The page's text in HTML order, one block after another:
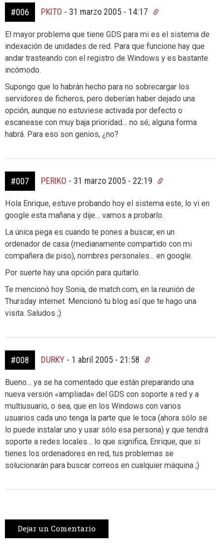
#006 PKITO - 31 marzo 2005 - 14:17
El mayor problema que tiene GDS para mi es el sistema de
indexación de unidades de red. Para que funcione hay que
andar trasteando con el registro de Windows y es bastante
incómodo.
Supongo que lo habrán hecho para no sobrecargar los
servidores de ficheros, pero deberían haber dejado una
opción, aunque no estuviese activada por defecto o
escanease con muy baja prioridad… no sé, alguna forma
habrá. Para eso son genios, ¿no?
#007 PERIKO - 31 marzo 2005 - 22:19
Hola Enrique, estuve probando hoy el sistema este, lo vi en
google esta mañana y dije… vamos a probarlo.
La única pega es cuando te pones a buscar, en un
ordenador de casa (medianamente compartido con mi
compañera de piso), nombres personales… en google.
Por suerte hay una opción para quitarlo.
Te mencionó hoy Sonia, de match.com, en la reunión de
Thursday internet. Mencionó tu blog así que te hago una
visita. Saludos ;)
#008 DURKY - 1 abril 2005 - 21:58
Bueno… ya se ha comentado que están preparando una
nueva versión «ampliada» del GDS con soporte a red y a
multiusuario, o sea, que en los Windows con varios
usuarios cada uno tenga la parte que le toca (ahora sólo se
lo puede instalar uno y usar sólo esa persona) y que tendrá
soporte a redes locales… lo que significa, Enrique, que si
tienes los ordenadores en red, tus problemas se
solucionarán para buscar correos en cualquier máquina ;)
Dejar un Comentario